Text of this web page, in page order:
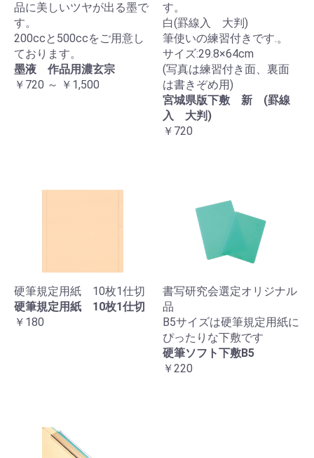
品に美しいツヤが出る墨で
す。
200ccと500ccをご用意し
ております。
墨液 作品用濃玄宗
￥720 ～ ￥1,500
す。
白(罫線入 大判)
筆使いの練習付きです.。
サイズ:29.8×64cm
(写真は練習付き面、裏面
は書きぞめ用)
宮城県版下敷 新 (罫線
入 大判)
￥720
硬筆規定用紙 10枚1仕切
硬筆規定用紙 10枚1仕切
￥180
書写研究会選定オリジナル
品
B5サイズは硬筆規定用紙に
ぴったりな下敷です
硬筆ソフト下敷B5
￥220